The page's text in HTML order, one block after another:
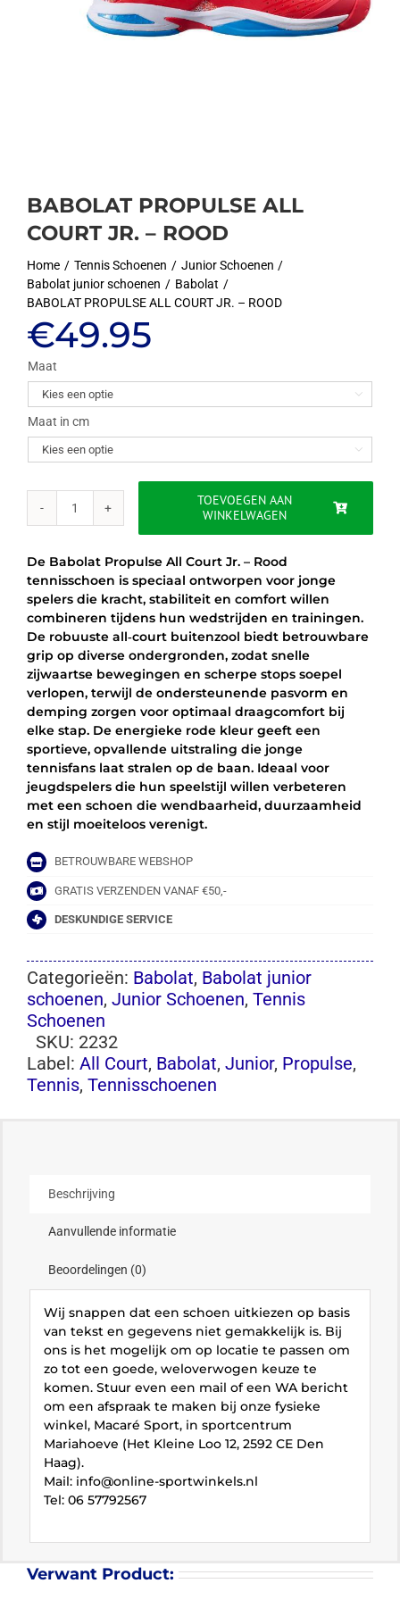
BABOLAT PROPULSE ALL
COURT JR. – ROOD
Home Tennis Schoenen
Junior Schoenen
Babolat junior schoenen
Babolat
BABOLAT PROPULSE ALL COURT JR. – ROOD
€49.95
Maat

Maat in cm

BABOLAT
ALL
COURT
JR.
aantal
TOEVOEGEN AAN
WINKELWAGEN
De Babolat Propulse All Court Jr. – Rood
tennisschoen is speciaal ontworpen voor jonge
spelers die kracht, stabiliteit en comfort willen
combineren tijdens hun wedstrijden en trainingen.
De robuuste all‑court buitenzool biedt betrouwbare
grip op diverse ondergronden, zodat snelle
zijwaartse bewegingen en scherpe stops soepel
verlopen, terwijl de ondersteunende pasvorm en
demping zorgen voor optimaal draagcomfort bij
elke stap. De energieke rode kleur geeft een
sportieve, opvallende uitstraling die jonge
tennisfans laat stralen op de baan. Ideaal voor
jeugdspelers die hun speelstijl willen verbeteren
met een schoen die wendbaarheid, duurzaamheid
en stijl moeiteloos verenigt.
BETROUWBARE WEBSHOP
GRATIS VERZENDEN VANAF €50,-
DESKUNDIGE SERVICE
Categorieën: Babolat, Babolat junior
schoenen, Junior Schoenen, Tennis
Schoenen
SKU: 2232
Label: All Court, Babolat, Junior, Propulse,
Tennis, Tennisschoenen
Beschrijving
Aanvullende informatie
Beoordelingen (0)
Wij snappen dat een schoen uitkiezen op basis
van tekst en gegevens niet gemakkelijk is. Bij
ons is het mogelijk om op locatie te passen om
zo tot een goede, weloverwogen keuze te
komen. Stuur even een mail of een WA bericht
om een afspraak te maken bij onze fysieke
winkel, Macaré Sport, in sportcentrum
Mariahoeve (Het Kleine Loo 12, 2592 CE Den
Haag).
Mail: info@online-sportwinkels.nl
Tel: 06 57792567
Verwant Product: